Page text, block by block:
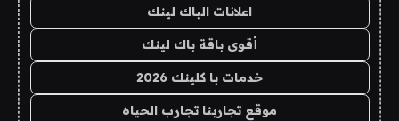
اعلانات الباك لينك
أقوى باقة باك لينك
خدمات با كلينك 2026
موقع تجاربنا تجارب الحياه